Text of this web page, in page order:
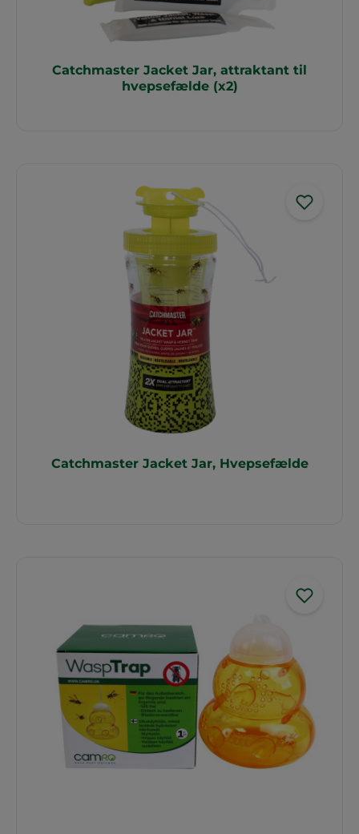
Catchmaster Jacket Jar, attraktant til
hvepsefælde (x2)
Catchmaster Jacket Jar, Hvepsefælde